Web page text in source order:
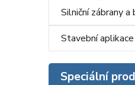
Silniční zábrany a
Stavební aplikace
Speciální